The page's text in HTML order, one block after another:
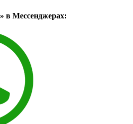
в Мессенджерах: